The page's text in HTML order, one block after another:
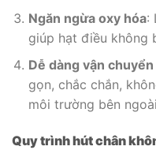
Ngăn ngừa oxy hóa:
giúp hạt điều không
Dễ dàng vận
gọn, chắc chắn,
môi trường bên
Quy trình hút chân